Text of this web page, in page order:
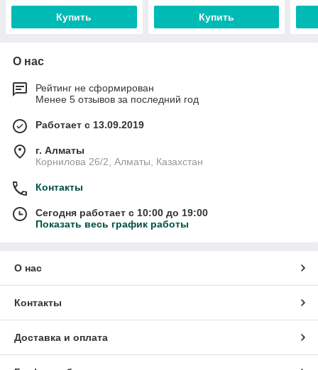
Купить Купить
О нас
Рейтинг не сформирован
Менее 5 отзывов за последний год
Работает с 13.09.2019
г. Алматы
Корнилова 26/2, Алматы, Казахстан
Контакты
Сегодня работает с 10:00 до 19:00
Показать весь график работы
О нас
Контакты
Доставка и оплата